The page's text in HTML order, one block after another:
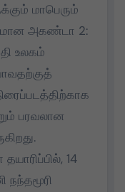
மாபெரும்
அகண்டா 2:
உலகம்
பரவலான
14
நந்தமூரி